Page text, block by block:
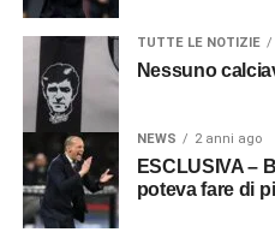
TUTTE LE NOTIZIE
Nessuno
NEWS 2 anni ago
ESCLUSIVA –
poteva fare di